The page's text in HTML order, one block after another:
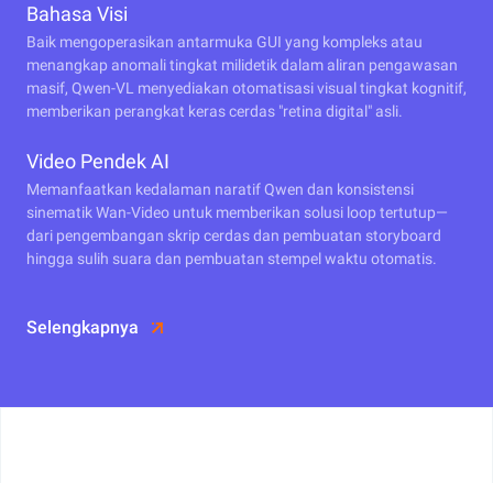
Bahasa Visi
Baik mengoperasikan antarmuka GUI yang kompleks atau
menangkap anomali tingkat milidetik dalam aliran pengawasan
masif, Qwen-VL menyediakan otomatisasi visual tingkat kognitif,
memberikan perangkat keras cerdas "retina digital" asli.
Video Pendek AI
Memanfaatkan kedalaman naratif Qwen dan konsistensi
sinematik Wan-Video untuk memberikan solusi loop tertutup—
dari pengembangan skrip cerdas dan pembuatan storyboard
hingga sulih suara dan pembuatan stempel waktu otomatis.
Selengkapnya